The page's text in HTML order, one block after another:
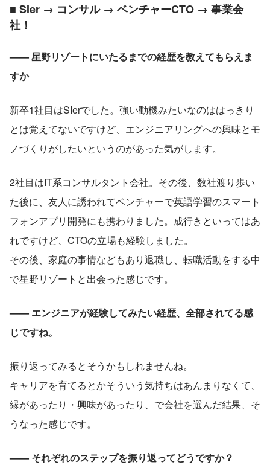
■ SIer → コンサル → ベンチャーCTO → 事業会
社！
—— 星野リゾートにいたるまでの経歴を教えてもらえま
すか
新卒1社目はSIerでした。強い動機みたいなのははっきり
とは覚えてないですけど、エンジニアリングへの興味とモ
ノづくりがしたいというのがあった気がします。
2社目はIT系コンサルタント会社。その後、数社渡り歩い
た後に、友人に誘われてベンチャーで英語学習のスマート
フォンアプリ開発にも携わりました。成行きといってはあ
れですけど、CTOの立場も経験しました。
その後、家庭の事情などもあり退職し、転職活動をする中
で星野リゾートと出会った感じです。
—— エンジニアが経験してみたい経歴、全部されてる感
じですね。
振り返ってみるとそうかもしれませんね。
キャリアを育てるとかそういう気持ちはあんまりなくて、
縁があったり・興味があったり、で会社を選んだ結果、そ
うなった感じです。
—— それぞれのステップを振り返ってどうですか？